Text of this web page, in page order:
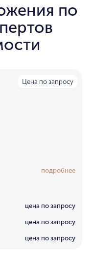
по
Цена по запросу
подробнее
цена по запросу
цена по запросу
цена по запросу